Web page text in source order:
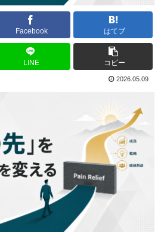
Facebook はてブ
LINE コピー
2026.05.09